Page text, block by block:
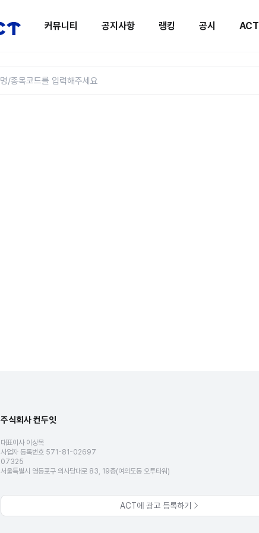
커뮤니티 공지사항 랭킹 공시 ACT
주식회사 컨두잇
대표이사 이상목
사업자 등록번호 571-81-02697
07325
서울특별시 영등포구 의사당대로 83, 19층(여의도동 오투타워)
ACT에 광고 등록하기